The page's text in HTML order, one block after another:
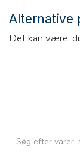
Alternative
Det kan være,